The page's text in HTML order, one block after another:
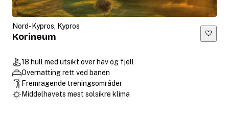
Nord-Kypros, Kypros
Korineum
18 hull med utsikt over hav og fjell
Overnatting rett ved banen
Fremragende treningsområder
Middelhavets mest solsikre klima